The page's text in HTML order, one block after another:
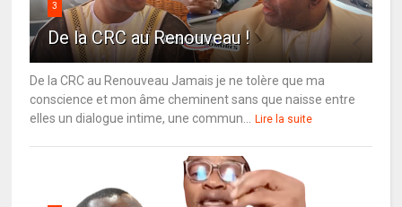
3
De la CRC au Renouveau !
De la CRC au Renouveau Jamais je ne tolère que ma
conscience et mon âme cheminent sans que naisse entre
elles un dialogue intime, une commun...
Lire la suite